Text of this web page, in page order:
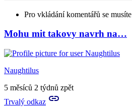
Pro vkládání komentářů se musíte
Mohu mit takovy navrh na…
Naughtilus
5 měsíců 2 týdnů zpět
Trvalý odkaz